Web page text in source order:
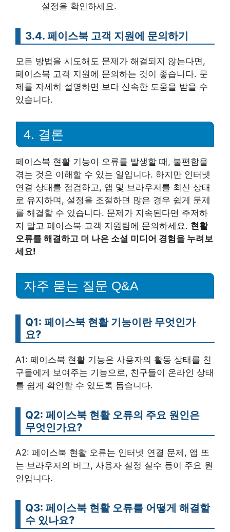
설정을 확인하세요.
3.4. 페이스북 고객 지원에 문의하기
모든 방법을 시도해도 문제가 해결되지 않는다면,
페이스북 고객 지원에 문의하는 것이 좋습니다. 문
제를 자세히 설명하면 보다 신속한 도움을 받을 수
있습니다.
4. 결론
페이스북 현활 기능이 오류를 발생할 때, 불편함을
겪는 것은 이해할 수 있는 일입니다. 하지만 인터넷
연결 상태를 점검하고, 앱 및 브라우저를 최신 상태
로 유지하며, 설정을 조절하면 많은 경우 쉽게 문제
를 해결할 수 있습니다. 문제가 지속된다면 주저하
지 말고 페이스북 고객 지원팀에 문의하세요. 현활
오류를 해결하고 더 나은 소셜 미디어 경험을 누려보
세요!
자주 묻는 질문 Q&A
Q1: 페이스북 현활 기능이란 무엇인가
요?
A1: 페이스북 현활 기능은 사용자의 활동 상태를 친
구들에게 보여주는 기능으로, 친구들이 온라인 상태
를 쉽게 확인할 수 있도록 돕습니다.
Q2: 페이스북 현활 오류의 주요 원인은
무엇인가요?
A2: 페이스북 현활 오류는 인터넷 연결 문제, 앱 또
는 브라우저의 버그, 사용자 설정 실수 등이 주요 원
인입니다.
Q3: 페이스북 현활 오류를 어떻게 해결할
수 있나요?